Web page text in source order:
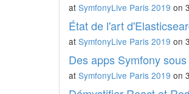
at SymfonyLive Paris 2019 on
État de l'art
at SymfonyLive Paris 2019 on
Des apps Symfony
at SymfonyLive Paris 2019 on